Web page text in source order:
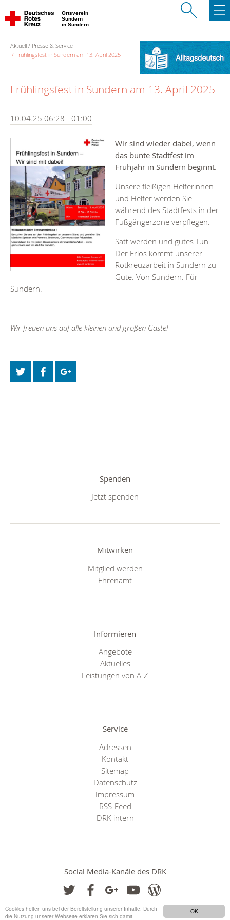
OK
Cookies helfen uns bei der Bereitstellung unserer Inhalte. Durch
die Nutzung unserer Webseite erklären Sie sich damit
Ortsverein
Sundern
in Sundern
Aktuell
Presse & Service
Frühlingsfest in Sundern am 13. April 2025
Frühlingsfest in Sundern am 13. April 2025
10.04.25 06:28 - 01:00
Wir sind wieder dabei, wenn
das bunte Stadtfest im
Frühjahr in Sundern beginnt.
Unsere fleißigen Helferinnen
und Helfer werden Sie
während des Stadtfests in der
Fußgängerzone verpflegen.
Satt werden und gutes Tun.
Der Erlös kommt unserer
Rotkreuzarbeit in Sundern zu
Gute. Von Sundern. Für
Sundern.
Wir freuen uns auf alle kleinen und großen Gäste!
Spenden
Jetzt spenden
Mitwirken
Mitglied werden
Ehrenamt
Informieren
Angebote
Aktuelles
Leistungen von A-Z
Service
Adressen
Kontakt
Sitemap
Datenschutz
Impressum
RSS-Feed
DRK intern
Social Media-Kanäle des DRK